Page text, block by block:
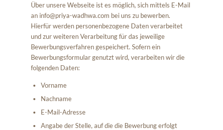
Über unsere Webseite ist es möglich, sich mittels E-Mail
an info@priya-wadhwa.com bei uns zu bewerben.
Hierfür werden personenbezogene Daten verarbeitet
und zur weiteren Verarbeitung für das jeweilige
Bewerbungsverfahren gespeichert. Sofern ein
Bewerbungsformular genutzt wird, verarbeiten wir die
folgenden Daten:
Vorname
Nachname
E-Mail-Adresse
Angabe der Stelle, auf die die Bewerbung erfolgt